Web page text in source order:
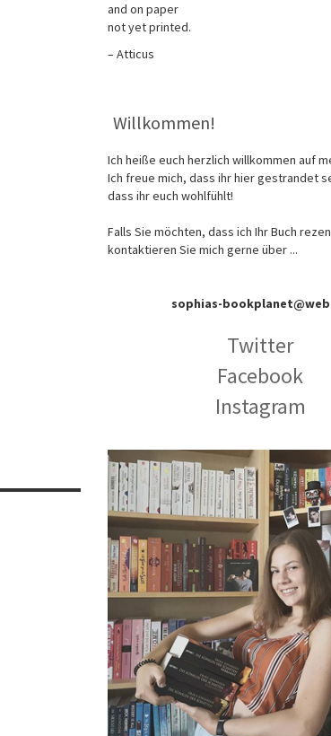
and on paper
not yet printed.
– Atticus
Willkommen!
Ich heiße euch herzlich willkommen auf
Ich freue mich, dass ihr hier gestrandet
dass ihr euch wohlfühlt!
Falls Sie möchten, dass ich Ihr Buch
kontaktieren Sie mich gerne über ...
sophias-
Twitter
Facebook
Instagram